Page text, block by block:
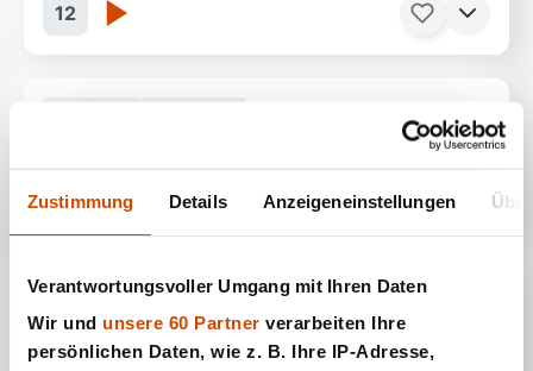
Zustimmung Details Anzeigeneinstellungen
Verantwortungsvoller Umgang mit Ihren Daten
Wir und unsere 60 Partner verarbeiten Ihre
persönlichen Daten, wie z. B. Ihre IP-Adresse,
12
44 Minuten
13
Polizei & Zoll im Einsatz 60 Minuten
YOUTUBE™ KOSTENLOS
Wildes Indien
National Geographic